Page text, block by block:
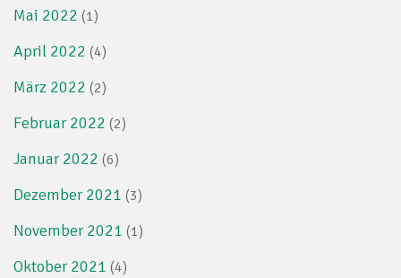
Mai 2022 (1)
April 2022 (4)
März 2022 (2)
Februar 2022 (2)
Januar 2022 (6)
Dezember 2021 (3)
November 2021 (1)
Oktober 2021 (4)